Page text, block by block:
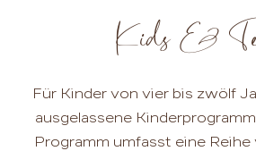
Kids &
Für Kinder von vier bis zwölf
ausgelassene
Programm umfasst eine